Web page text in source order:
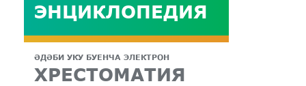
ЭНЦИКЛОПЕДИЯ
ӘДӘБИ УКУ БУЕНЧА ЭЛЕКТРОН
ХРЕСТОМАТИЯ